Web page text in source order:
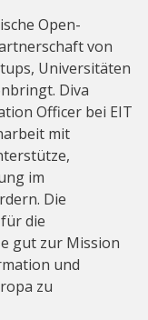
Open-
von
Universitäten
Diva
Officer bei EIT
mit
im
Die
die
gut zur Mission
und
zu